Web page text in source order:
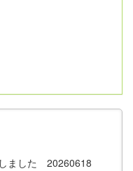
ました 20260618